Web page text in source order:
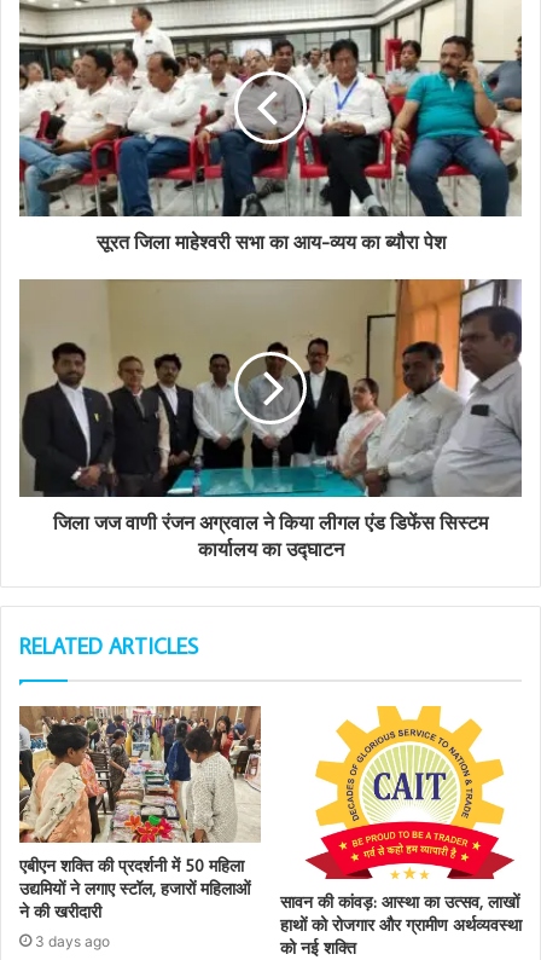
u
r
E
m
a
i
l
a
d
सूरत जिला माहेश्वरी सभा का आय-व्यय का ब्यौरा पेश
जिला जज वाणी रंजन अग्रवाल ने किया लीगल एंड डिफेंस सिस्टम
कार्यालय का उद्घाटन
RELATED ARTICLES
एबीएन शक्ति की प्रदर्शनी में 50 महिला
उद्यमियों ने लगाए स्टॉल, हजारों महिलाओं
ने की खरीदारी
3 days ago
सावन की कांवड़: आस्था का उत्सव, लाखों
हाथों को रोजगार और ग्रामीण अर्थव्यवस्था
को नई शक्ति